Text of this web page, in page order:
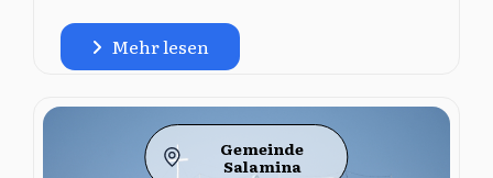
Mehr lesen
Gemeinde
Salamina